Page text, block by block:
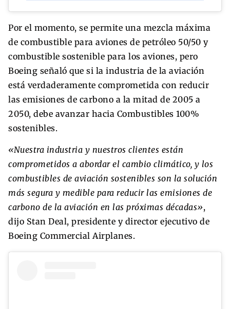
Por el momento, se permite una mezcla máxima
de combustible para aviones de petróleo 50/50 y
combustible sostenible para los aviones, pero
Boeing señaló que si la industria de la aviación
está verdaderamente comprometida con reducir
las emisiones de carbono a la mitad de 2005 a
2050, debe avanzar hacia Combustibles 100%
sostenibles.
«Nuestra industria y nuestros clientes están
comprometidos a abordar el cambio climático, y los
combustibles de aviación sostenibles son la solución
más segura y medible para reducir las emisiones de
carbono de la aviación en las próximas décadas»,
dijo Stan Deal, presidente y director ejecutivo de
Boeing Commercial Airplanes.